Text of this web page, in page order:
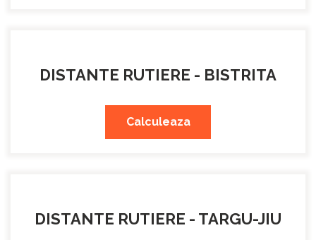
DISTANTE RUTIERE - BISTRITA
Calculeaza
DISTANTE RUTIERE - TARGU-JIU